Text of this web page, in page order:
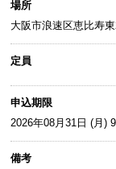
場所
大阪市浪速区恵比寿
定員
申込期限
2026年08月31日 (月)
備考